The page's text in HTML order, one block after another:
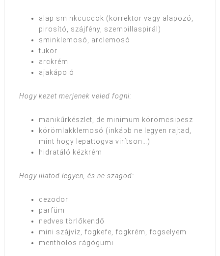
alap sminkcuccok (korrektor vagy alapozó,
pirosító, szájfény, szempillaspirál)
sminklemosó, arclemosó
tükör
arckrém
ajakápoló
Hogy kezet merjenek veled fogni:
manikűrkészlet, de minimum körömcsipesz
körömlakklemosó (inkább ne legyen rajtad,
mint hogy lepattogva virítson…)
hidratáló kézkrém
Hogy illatod legyen, és ne szagod:
dezodor
parfüm
nedves törlőkendő
mini szájvíz, fogkefe, fogkrém, fogselyem
mentholos rágógumi